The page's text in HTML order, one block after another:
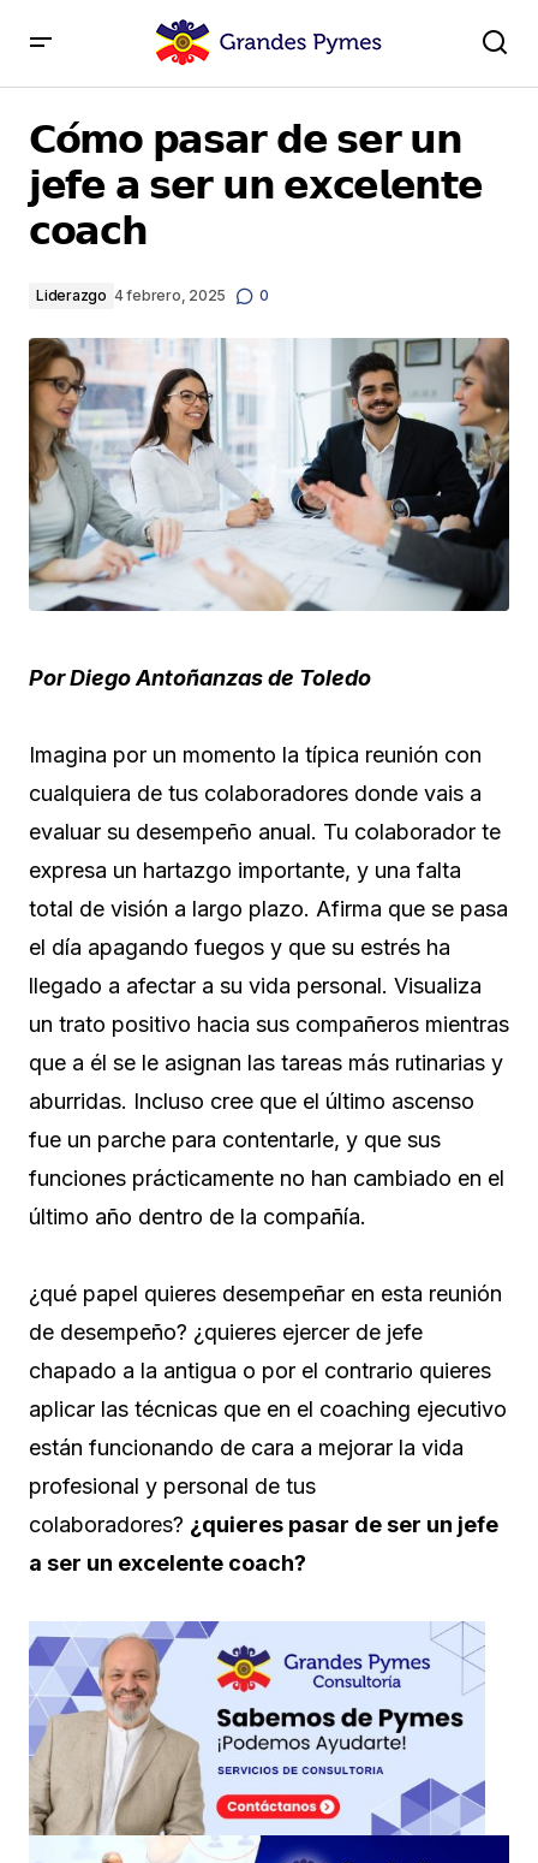
𝗰𝗼𝗮𝗰𝗵
𝗖𝗼́𝗺𝗼 𝗽𝗮𝘀𝗮𝗿 𝗱𝗲 𝘀𝗲𝗿 𝘂𝗻
𝗷𝗲𝗳𝗲 𝗮 𝘀𝗲𝗿 𝘂𝗻 𝗲𝘅𝗰𝗲𝗹𝗲𝗻𝘁𝗲
𝗰𝗼𝗮𝗰𝗵
Liderazgo 4 febrero, 2025 0
Por Diego Antoñanzas de Toledo
Imagina por un momento la típica reunión con
cualquiera de tus colaboradores donde vais a
evaluar su desempeño anual. Tu colaborador te
expresa un hartazgo importante, y una falta
total de visión a largo plazo. Afirma que se pasa
el día apagando fuegos y que su estrés ha
llegado a afectar a su vida personal. Visualiza
un trato positivo hacia sus compañeros mientras
que a él se le asignan las tareas más rutinarias y
aburridas. Incluso cree que el último ascenso
fue un parche para contentarle, y que sus
funciones prácticamente no han cambiado en el
último año dentro de la compañía.
¿qué papel quieres desempeñar en esta reunión
de desempeño? ¿quieres ejercer de jefe
chapado a la antigua o por el contrario quieres
aplicar las técnicas que en el coaching ejecutivo
están funcionando de cara a mejorar la vida
profesional y personal de tus
colaboradores? ¿quieres pasar de ser un jefe
a ser un excelente coach?